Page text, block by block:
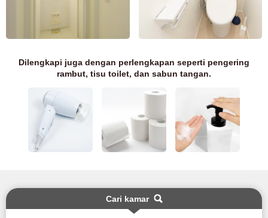
Dilengkapi juga dengan perlengkapan seperti pengering
rambut, tisu toilet, dan sabun tangan.
Cari kamar